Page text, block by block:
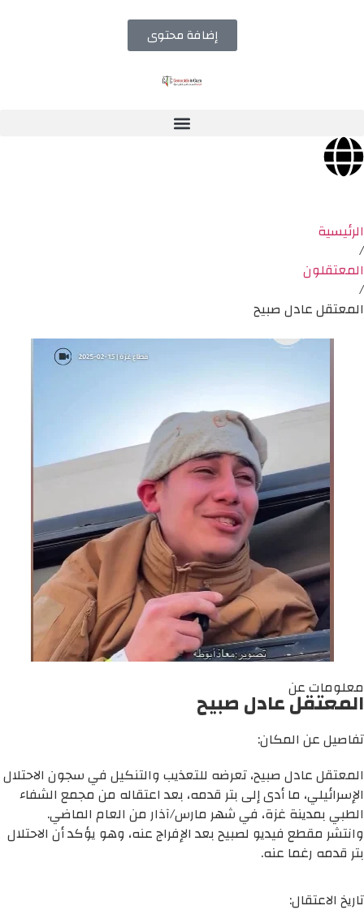
إضافة محتوى
الرئيسية
/
المعتقلون
/
المعتقل عادل صبيح
معلومات عن
المعتقل عادل صبيح
تفاصيل عن المكان:
المعتقل عادل صبيح، تعرضه للتعذيب والتنكيل في سجون الاحتلال
الإسرائيلي، ما أدى إلى بتر قدمه، بعد اعتقاله من مجمع الشفاء
الطبي بمدينة غزة، في شهر مارس/آذار من العام الماضي.
وانتشر مقطع فيديو لصبيح بعد الإفراج عنه، وهو يؤكد أن الاحتلال
بتر قدمه رغما عنه.
تاريخ الاعتقال: